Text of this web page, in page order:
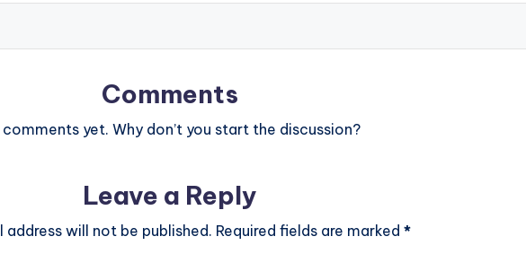
Comments
comments yet. Why don’t you start the discussion?
Leave a Reply
address will not be published. Required fields are marked *